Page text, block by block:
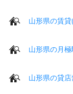
山形県の賃
山形県の月
山形県の貸店